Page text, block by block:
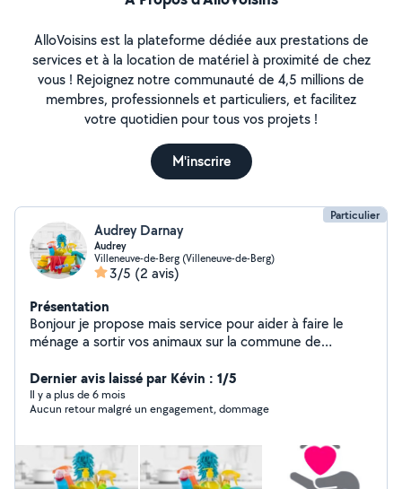
AlloVoisins est la plateforme dédiée aux prestations de
services et à la location de matériel à proximité de chez
vous ! Rejoignez notre communauté de 4,5 millions de
membres, professionnels et particuliers, et facilitez
votre quotidien pour tous vos projets !
M'inscrire
Particulier
Audrey Darnay
Audrey
Villeneuve-de-Berg (Villeneuve-de-Berg)
3/5 (2 avis)
Présentation
Bonjour je propose mais service pour aider à faire le
ménage a sortir vos animaux sur la commune de
sérieuse et motivée n'hésitez a me contacter
Dernier avis laissé par Kévin : 1/5
Il y a plus de 6 mois
Aucun retour malgré un engagement, dommage